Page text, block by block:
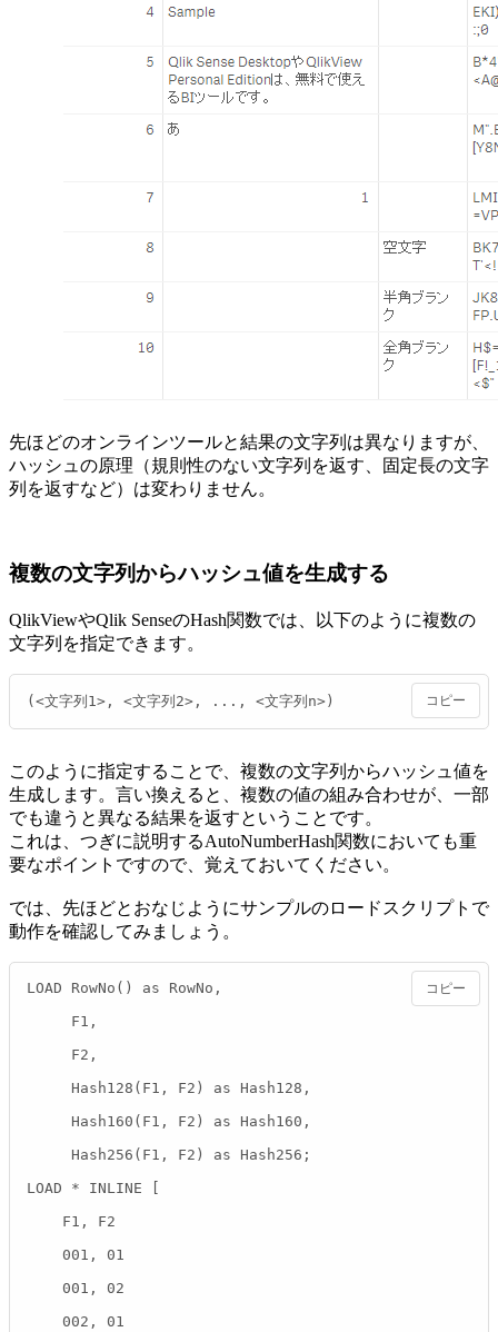
先ほどのオンラインツールと結果の文字列は異なりますが、
ハッシュの原理（規則性のない文字列を返す、固定長の文字
列を返すなど）は変わりません。
複数の文字列からハッシュ値を生成する
QlikViewやQlik SenseのHash関数では、以下のように複数の
文字列を指定できます。
(<文字列1>, <文字列2>, ..., <文字列n>) コピー
このように指定することで、複数の文字列からハッシュ値を
生成します。言い換えると、複数の値の組み合わせが、一部
でも違うと異なる結果を返すということです。
これは、つぎに説明するAutoNumberHash関数においても重
要なポイントですので、覚えておいてください。
では、先ほどとおなじようにサンプルのロードスクリプトで
動作を確認してみましょう。
LOAD RowNo() as RowNo,
     F1,
     F2,
     Hash128(F1, F2) as Hash128,
     Hash160(F1, F2) as Hash160,
     Hash256(F1, F2) as Hash256;
LOAD * INLINE [
    F1, F2
    001, 01
    001, 02
    002, 01
コピー